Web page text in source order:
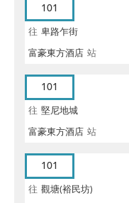
101
往 卑路乍街
富豪東方酒店 站
101
往 堅尼地城
富豪東方酒店 站
101
往 觀塘(裕民坊)